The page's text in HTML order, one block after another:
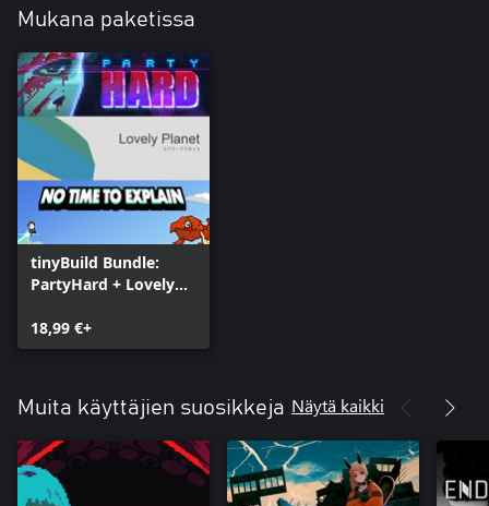
Mukana paketissa
tinyBuild Bundle:
PartyHard + Lovely
Explain
18,99 €+
Muita käyttäjien suosikkeja Näytä kaikki